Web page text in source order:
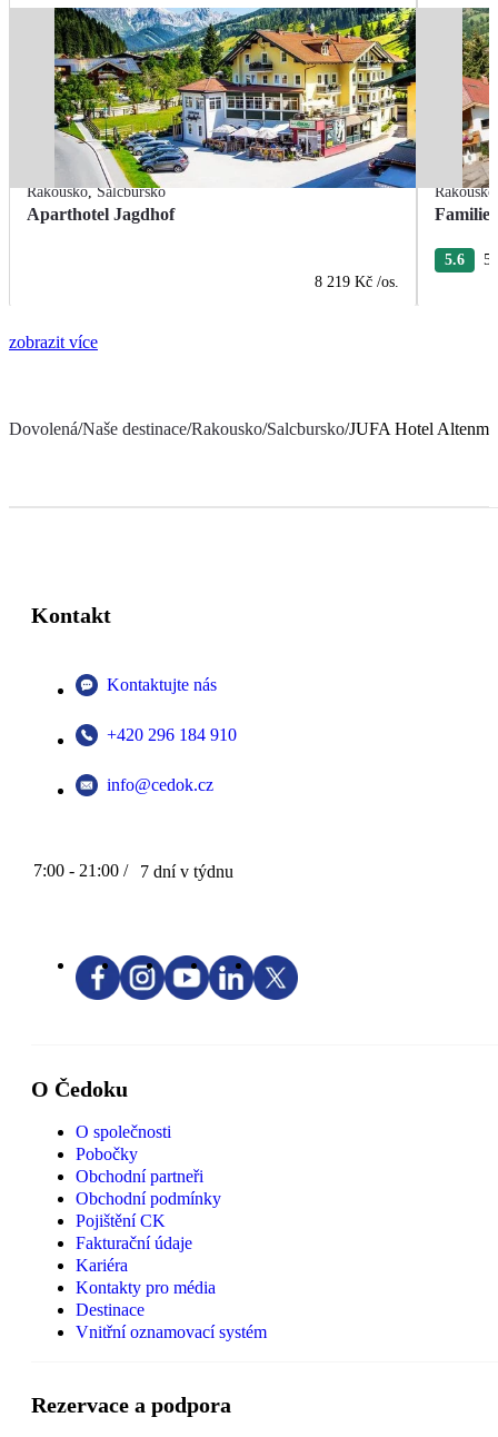
Rakousko,Salcbursko
Aparthotel Jagdhof
8 219 Kč /os.
Rakousko
5.6 5
zobrazit více
Dovolená/Naše destinace/Rakousko/Salcbursko/JUFA Hotel
Kontakt
Kontaktujte nás
+420 296 184 910
info@cedok.cz
7:00 - 21:00 / 7 dní v týdnu
O Čedoku
O společnosti
Pobočky
Obchodní partneři
Obchodní podmínky
Pojištění CK
Fakturační údaje
Kariéra
Kontakty pro média
Destinace
Vnitřní oznamovací systém
Rezervace a podpora